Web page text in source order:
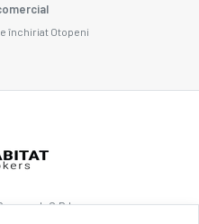
închiriat Otopeni
S.R.L.